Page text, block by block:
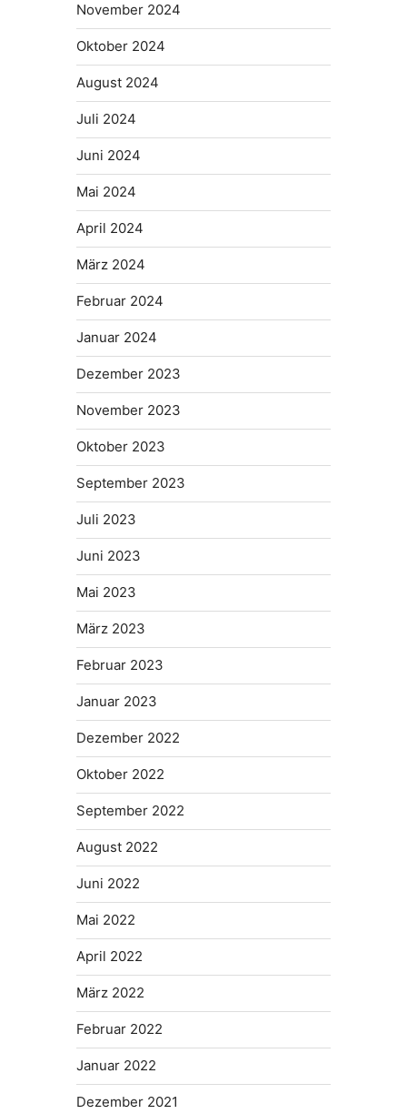
November 2024
Oktober 2024
August 2024
Juli 2024
Juni 2024
Mai 2024
April 2024
März 2024
Februar 2024
Januar 2024
Dezember 2023
November 2023
Oktober 2023
September 2023
Juli 2023
Juni 2023
Mai 2023
März 2023
Februar 2023
Januar 2023
Dezember 2022
Oktober 2022
September 2022
August 2022
Juni 2022
Mai 2022
April 2022
März 2022
Februar 2022
Januar 2022
Dezember 2021